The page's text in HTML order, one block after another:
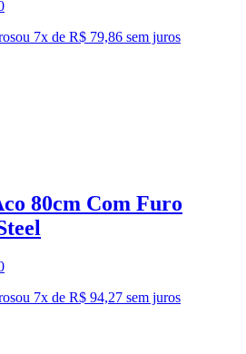
ou 7x de R$ 79,86 sem juros
80cm Com Furo
ou 7x de R$ 94,27 sem juros